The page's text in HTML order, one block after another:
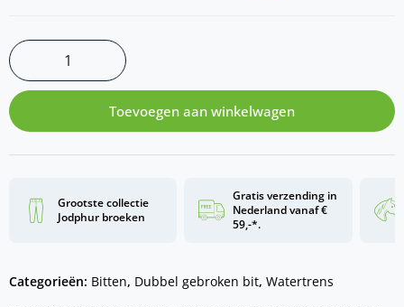
Toevoegen aan winkelwagen
Grootste collectie
Jodphur broeken
Gratis verzending in
Nederland vanaf €
59,-*.
Categorieën: Bitten, Dubbel gebroken bit, Watertrens